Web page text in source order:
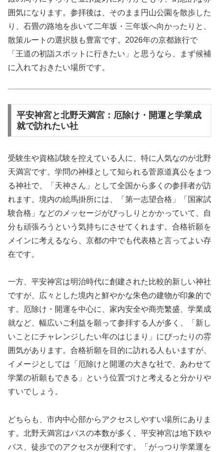
囲気になります。参拝後は、そのまま円山公園を散歩した
り、石畳の路地を歩いて二年坂・三年坂へ向かったりと、
散策ルートの選択肢も豊富です。2026年の京都旅行で
「王道の初詣スポットに行きたい」と思うなら、まず候補
に入れておきたい場所です。
平安神宮と北野天満宮：厄除け・開運と学業成
就で訪れたい社
受験生や資格試験を控えている人に、特に人気なのが北野
天満宮です。学問の神様として知られる菅原道真公をまつ
る神社で、「天神さん」として全国から多くの参拝者が訪
れます。境内の絵馬掛所には、「第一志望合格」「国家試
験合格」などのメッセージがびっしりとかかっていて、自
分も頑張ろうという気持ちにさせてくれます。合格祈願を
メインに考えるなら、京都の中でも代表格と言ってよい存
在です。
一方、平安神宮は明治時代に創建された比較的新しい神社
ですが、広々とした境内と鮮やかな朱色の建物が印象的で
す。厄除け・開運を中心に、家内安全や商売繁盛、学業成
就など、幅広いご利益を願って参拝する人が多く、「新し
いことにチャレンジしたい年のはじまり」にぴったりの雰
囲気があります。合格祈願を目的に訪れる人もいますが、
イメージとしては「厄除けと開運の大きな社で、あわせて
学業の祈願もできる」という位置づけと考えると分かりや
すいでしょう。
どちらも、市内中心部からアクセスしやすい場所にありま
す。北野天満宮はバスの本数が多く、平安神宮は地下鉄や
バス、徒歩でのアクセスが便利です。「がっつり学業運を